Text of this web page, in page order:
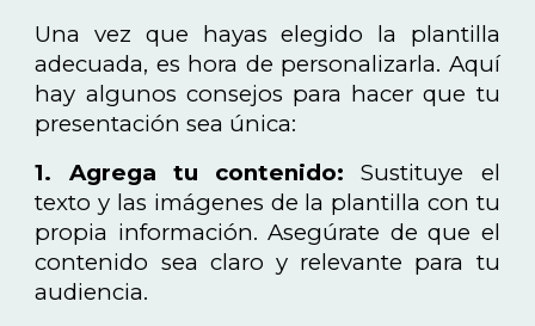
Una vez que hayas elegido la plantilla
adecuada, es hora de personalizarla. Aquí
hay algunos consejos para hacer que tu
presentación sea única:
1. Agrega tu contenido: Sustituye el
texto y las imágenes de la plantilla con tu
propia información. Asegúrate de que el
contenido sea claro y relevante para tu
audiencia.